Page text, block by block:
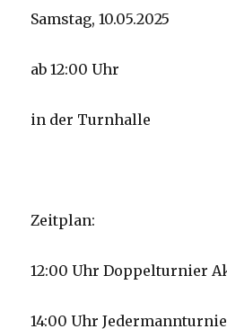
Samstag, 10.05.2025
ab 12:00 Uhr
in der Turnhalle
Zeitplan:
12:00 Uhr Doppelturnier
14:00 Uhr